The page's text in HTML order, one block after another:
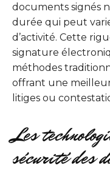
documents signés
durée qui peut
d’activité. Cette
signature
méthodes
offrant une
litiges ou
Les
sécurité des